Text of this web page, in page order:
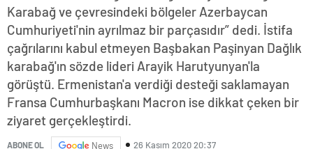
Karabağ ve çevresindeki bölgeler Azerbaycan
Cumhuriyeti'nin ayrılmaz bir parçasıdır” dedi. İstifa
çağrılarını kabul etmeyen Başbakan Paşinyan Dağlık
karabağ'ın sözde lideri Arayik Harutyunyan'la
görüştü. Ermenistan'a verdiği desteği saklamayan
Fransa Cumhurbaşkanı Macron ise dikkat çeken bir
ziyaret gerçekleştirdi.
ABONE OL News 26 Kasım 2020 20:37